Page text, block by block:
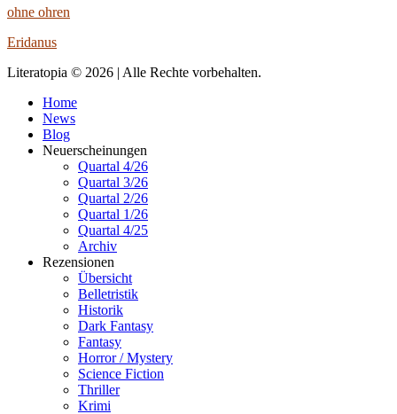
ohne ohren
Eridanus
Literatopia © 2026 | Alle Rechte vorbehalten.
Home
News
Blog
Neuerscheinungen
Quartal 4/26
Quartal 3/26
Quartal 2/26
Quartal 1/26
Quartal 4/25
Archiv
Rezensionen
Übersicht
Belletristik
Historik
Dark Fantasy
Fantasy
Horror / Mystery
Science Fiction
Thriller
Krimi